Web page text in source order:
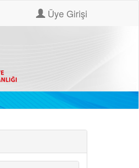
Üye Girişi